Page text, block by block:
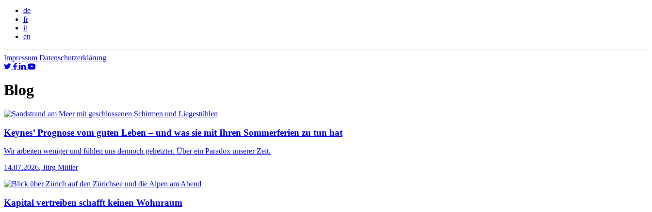
de
fr
it
en
Impressum Datenschutzerklärung
Blog
Keynes’ Prognose vom guten Leben – und was sie mit Ihren Sommerferien zu tun hat
Wir arbeiten weniger und fühlen uns dennoch gehetzter. Über ein Paradox unserer Zeit.
14.07.2026, Jürg Müller
Kapital vertreiben schafft keinen Wohnraum